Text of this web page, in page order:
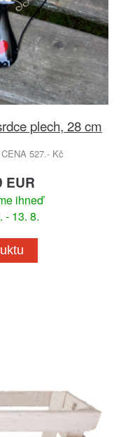
plech, 28 cm
527.- Kč
EUR
ihneď
- 13. 8.